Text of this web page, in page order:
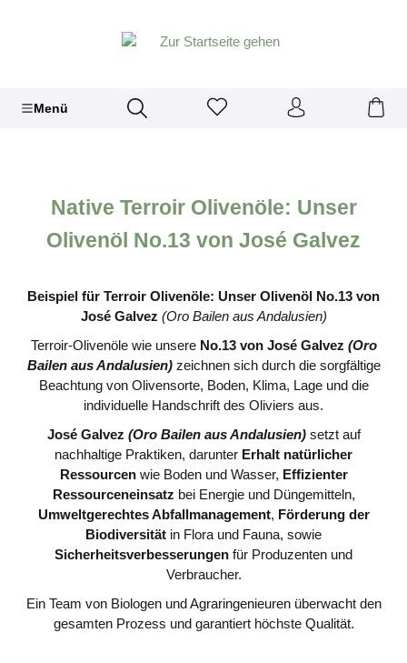
Menü
Native Terroir Olivenöle: Unser
Olivenöl No.13 von José Galvez
Beispiel für Terroir Olivenöle: Unser Olivenöl No.13 von
José Galvez (Oro Bailen aus Andalusien)
Terroir-Olivenöle wie unsere No.13 von José Galvez (Oro
Bailen aus Andalusien)zeichnen sich durch die sorgfältige
Beachtung von Olivensorte, Boden, Klima, Lage und die
individuelle Handschrift des Oliviers aus.
José Galvez (Oro Bailen aus Andalusien)setzt auf
nachhaltige Praktiken, darunter Erhalt natürlicher
Ressourcenwie Boden und Wasser, Effizienter
Ressourceneinsatz bei Energie und Düngemitteln,
Umweltgerechtes Abfallmanagement, Förderung der
Biodiversität in Flora und Fauna, sowie
Sicherheitsverbesserungen für Produzenten und
Verbraucher.
Ein Team von Biologen und Agraringenieuren überwacht den
gesamten Prozess und garantiert höchste Qualität.